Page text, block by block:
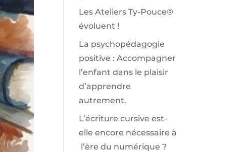
Les Ateliers Ty-Pouce®
évoluent !
La psychopédagogie
positive : Accompagner
l’enfant dans le plaisir
d’apprendre
autrement.
L’écriture cursive est-
elle encore nécessaire à
l’ère du numérique ?